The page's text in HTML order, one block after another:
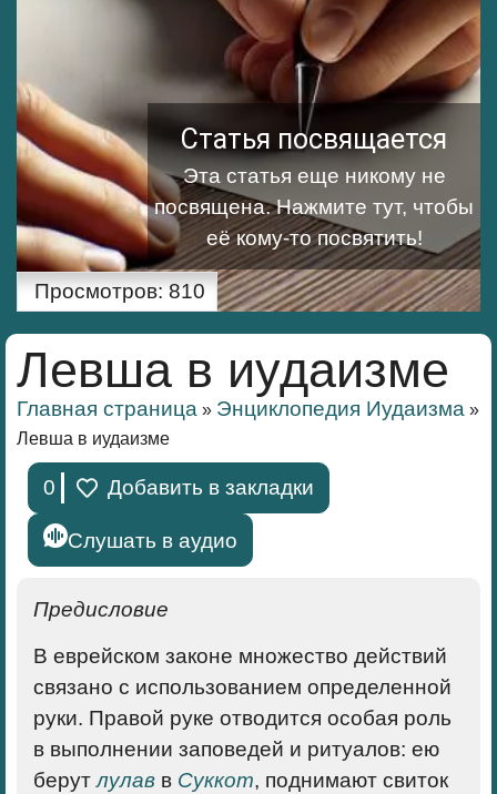
Статья посвящается
Эта статья еще никому не
посвящена.Нажмите тут, чтобы
её кому-то посвятить!
Просмотров: 810
Левша в иудаизме
Главная страница » Энциклопедия Иудаизма »
Левша в иудаизме
0 Добавить в закладки
Слушать в аудио
Предисловие
В еврейском законе множество действий
связано с использованием определенной
руки. Правой руке отводится особая роль
в выполнении заповедей и ритуалов: ею
берутлулав в Суккот, поднимают свиток